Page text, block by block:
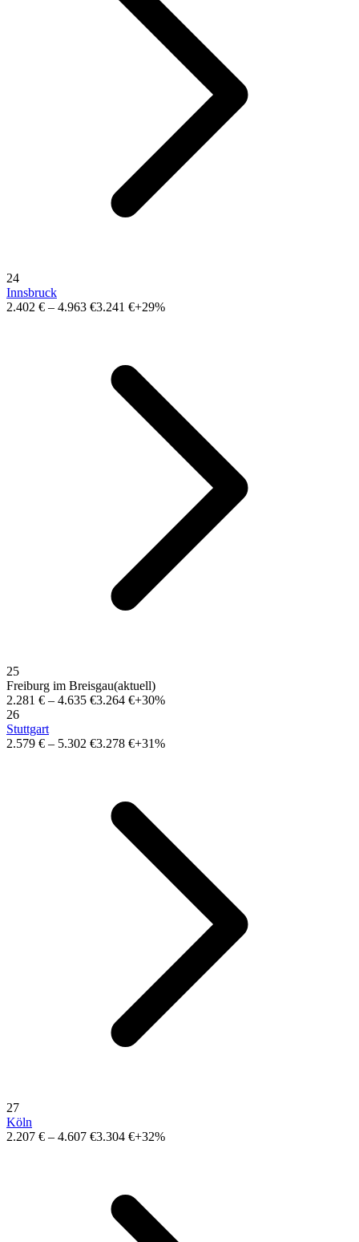
24
Innsbruck
2.402 € – 4.963 €3.241 €+29%
25
Freiburg im Breisgau(aktuell)
2.281 € – 4.635 €3.264 €+30%
26
Stuttgart
2.579 € – 5.302 €3.278 €+31%
27
Köln
2.207 € – 4.607 €3.304 €+32%